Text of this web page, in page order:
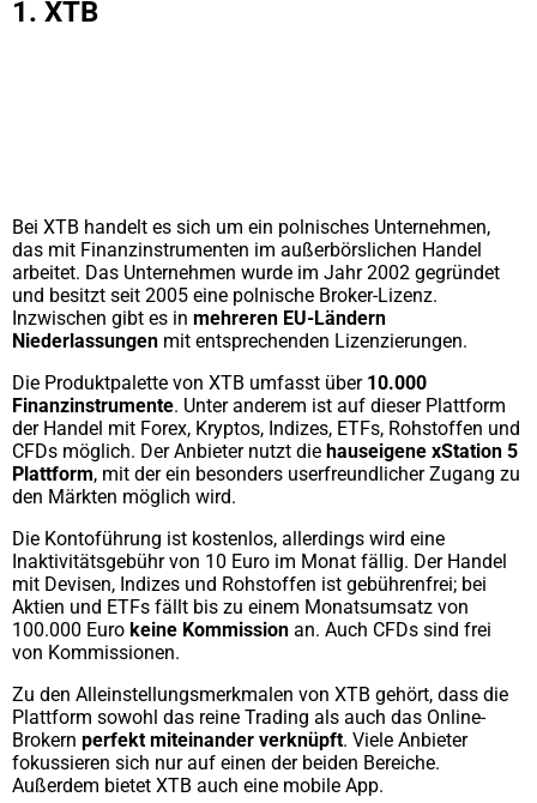
1. XTB
Bei XTB handelt es sich um ein polnisches Unternehmen,
das mit Finanzinstrumenten im außerbörslichen Handel
arbeitet. Das Unternehmen wurde im Jahr 2002 gegründet
und besitzt seit 2005 eine polnische Broker-Lizenz.
Inzwischen gibt es in mehreren EU-Ländern
Niederlassungen mit entsprechenden Lizenzierungen.
Die Produktpalette von XTB umfasst über 10.000
Finanzinstrumente. Unter anderem ist auf dieser Plattform
der Handel mit Forex, Kryptos, Indizes, ETFs, Rohstoffen und
CFDs möglich. Der Anbieter nutzt die hauseigene xStation 5
Plattform, mit der ein besonders userfreundlicher Zugang zu
den Märkten möglich wird.
Die Kontoführung ist kostenlos, allerdings wird eine
Inaktivitätsgebühr von 10 Euro im Monat fällig. Der Handel
mit Devisen, Indizes und Rohstoffen ist gebührenfrei; bei
Aktien und ETFs fällt bis zu einem Monatsumsatz von
100.000 Euro keine Kommission an. Auch CFDs sind frei
von Kommissionen.
Zu den Alleinstellungsmerkmalen von XTB gehört, dass die
Plattform sowohl das reine Trading als auch das Online-
Brokern perfekt miteinander verknüpft. Viele Anbieter
fokussieren sich nur auf einen der beiden Bereiche.
Außerdem bietet XTB auch eine mobile App.